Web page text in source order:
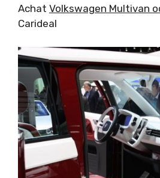
Achat Volkswagen Multivan
Carideal